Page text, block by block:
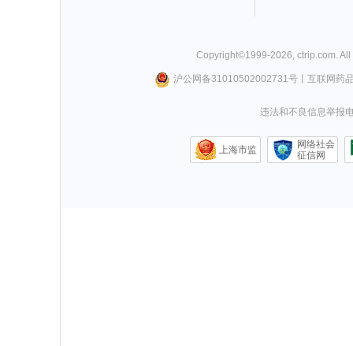
Copyright©1999-2026, ctrip.com.
沪公网备31010502002731号丨 互联网药
违法和不良信息举报
上海市监
网络社会
征信网